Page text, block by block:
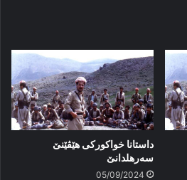
داستانا خواکورکی هێڤێنێ
سەرهلدانێ
05/09/2024